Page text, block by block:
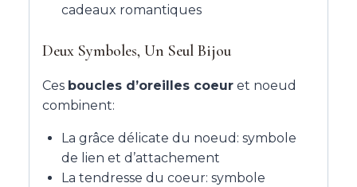
cadeaux romantiques
Deux Symboles, Un Seul Bijou
Ces boucles d’oreilles coeur et noeud
combinent:
La grâce délicate du noeud: symbole
de lien et d’attachement
La tendresse du coeur: symbole